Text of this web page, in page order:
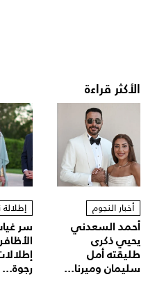
الأكثر قراءة
أخبار النجوم
أحمد السعدني
يحيي ذكرى
طليقته أمل
سليمان وميرنا...
سر
رجوة...